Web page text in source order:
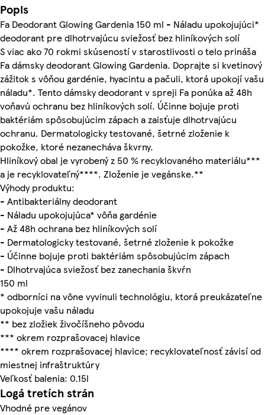
Popis
Fa Deodorant Glowing Gardenia 150 ml - Náladu upokojujúci*
deodorant pre dlhotrvajúcu sviežosť bez hliníkových solí
S viac ako 70 rokmi skúseností v starostlivosti o telo prináša
Fa dámsky deodorant Glowing Gardenia. Doprajte si kvetinový
zážitok s vôňou gardénie, hyacintu a pačuli, ktorá upokojí vašu
náladu*. Tento dámsky deodorant v spreji Fa ponúka až 48h
voňavú ochranu bez hliníkových solí. Účinne bojuje proti
baktériám spôsobujúcim zápach a zaisťuje dlhotrvajúcu
ochranu. Dermatologicky testované, šetrné zloženie k
pokožke, ktoré nezanecháva škvrny.
Hliníkový obal je vyrobený z 50 % recyklovaného materiálu***
a je recyklovateľný****. Zloženie je vegánske.**
Výhody produktu:
- Antibakteriálny deodorant
- Náladu upokojujúca* vôňa gardénie
- Až 48h ochrana bez hliníkových solí
- Dermatologicky testované, šetrné zloženie k pokožke
- Účinne bojuje proti baktériám spôsobujúcim zápach
- Dlhotrvajúca sviežosť bez zanechania škvŕn
150 ml
* odborníci na vône vyvinuli technológiu, ktorá preukázateľne
upokojuje vašu náladu
** bez zložiek živočíšneho pôvodu
*** okrem rozprašovacej hlavice
**** okrem rozprašovacej hlavice; recyklovateľnosť závisí od
miestnej infraštruktúry
Veľkosť balenia: 0.15l
Logá tretích strán
Vhodné pre vegánov